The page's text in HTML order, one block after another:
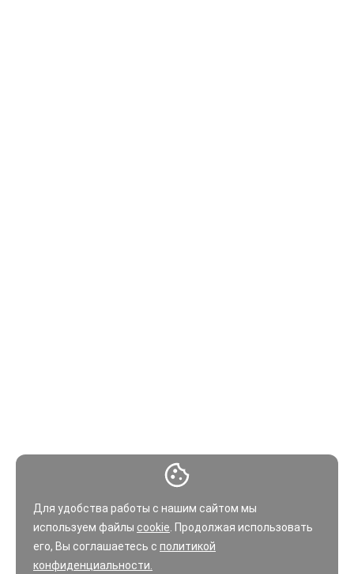
Для удобства работы с нашим сайтом мы
используем файлы cookie . Продолжая использовать
его, Вы соглашаетесь с политикой
конфиденциальности.